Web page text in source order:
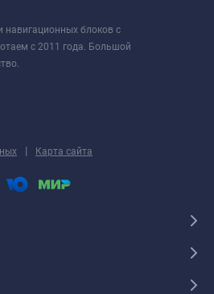
навигационных блоков с
с 2011 года. Большой
| Карта сайта